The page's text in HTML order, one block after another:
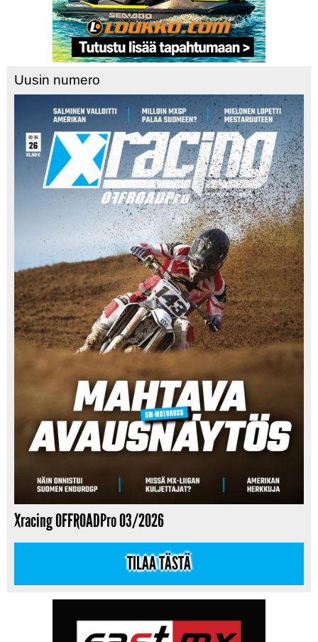
Uusin numero
Xracing OFFROADPro 03/2026
TILAA TÄSTÄ